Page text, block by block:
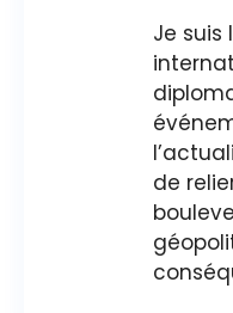
Je suis
de